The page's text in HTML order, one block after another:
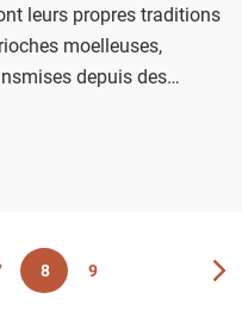
leurs propres traditions
moelleuses,
depuis des
sucré à travers
ami
Page
8 Page
9